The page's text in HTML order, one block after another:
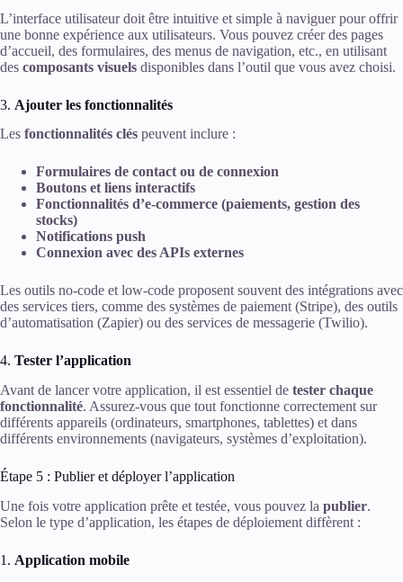
L’interface utilisateur doit être intuitive et simple à naviguer pour offrir
une bonne expérience aux utilisateurs. Vous pouvez créer des pages
d’accueil, des formulaires, des menus de navigation, etc., en utilisant
des composants visuels disponibles dans l’outil que vous avez choisi.
3. Ajouter les fonctionnalités
Les fonctionnalités clés peuvent inclure :
Formulaires de contact ou de connexion
Boutons et liens interactifs
Fonctionnalités d’e-commerce (paiements, gestion des
stocks)
Notifications push
Connexion avec des APIs externes
Les outils no-code et low-code proposent souvent des intégrations avec
des services tiers, comme des systèmes de paiement (Stripe), des outils
d’automatisation (Zapier) ou des services de messagerie (Twilio).
4. Tester l’application
Avant de lancer votre application, il est essentiel de tester chaque
fonctionnalité. Assurez-vous que tout fonctionne correctement sur
différents appareils (ordinateurs, smartphones, tablettes) et dans
différents environnements (navigateurs, systèmes d’exploitation).
Étape 5 : Publier et déployer l’application
Une fois votre application prête et testée, vous pouvez la publier.
Selon le type d’application, les étapes de déploiement diffèrent :
1. Application mobile